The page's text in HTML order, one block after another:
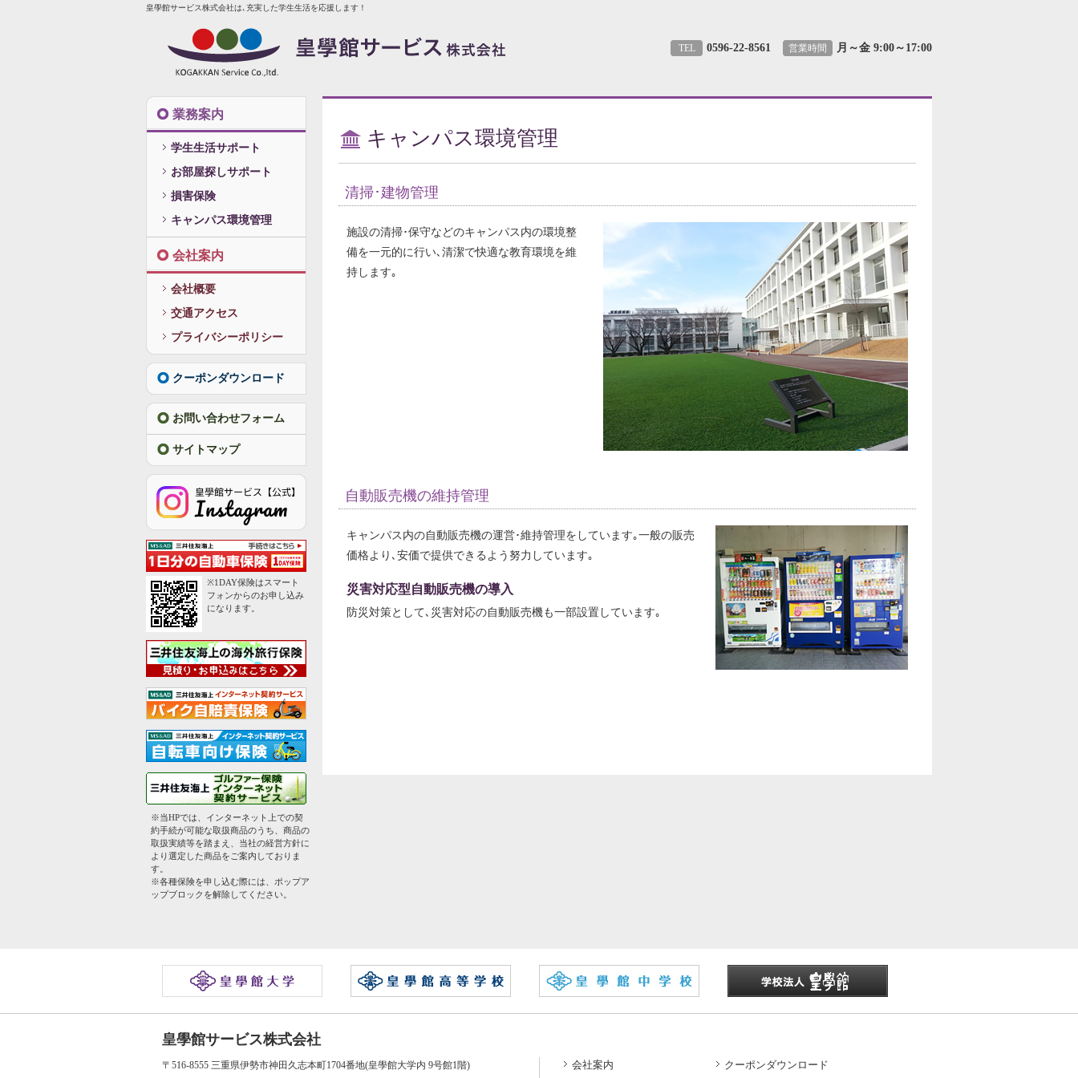
皇學館サービス株式会社は､充実した学生生活を応援します！
TEL 0596-22-8561 営業時間 月～金 9:00～17:00
業務案内
学生生活サポート
お部屋探しサポート
損害保険
キャンパス環境管理
会社案内
会社概要
交通アクセス
プライバシーポリシー
クーポンダウンロード
お問い合わせフォーム
サイトマップ
※1DAY保険はスマート
フォンからのお申し込み
になります。
※当HPでは、インターネット上での契
約手続が可能な取扱商品のうち、商品の
取扱実績等を踏まえ、当社の経営方針に
より選定した商品をご案内しておりま
す。
※各種保険を申し込む際には、ポップア
ップブロックを解除してください。
キャンパス環境管理
清掃･建物管理
施設の清掃･保守などのキャンパス内の環境整
備を一元的に行い､清潔で快適な教育環境を維
持します｡
自動販売機の維持管理
キャンパス内の自動販売機の運営･維持管理をしています｡一般の販売
価格より､安価で提供できるよう努力しています｡
災害対応型自動販売機の導入
防災対策として､災害対応の自動販売機も一部設置しています｡
皇學館サービス株式会社
〒516-8555 三重県伊勢市神田久志本町1704番地(皇學館大学内 9号館1階) 会社案内 クーポンダウンロード